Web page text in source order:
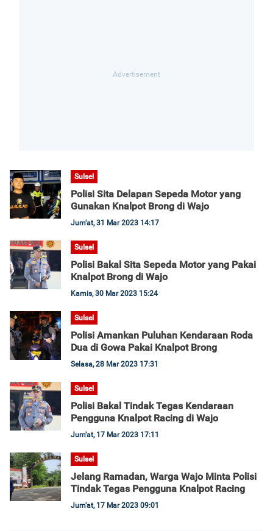
Sulsel
Polisi Sita Delapan Sepeda Motor yang
Gunakan Knalpot Brong di Wajo
Jum'at, 31 Mar 2023 14:17
Sulsel
Polisi Bakal Sita Sepeda Motor yang Pakai
Knalpot Brong di Wajo
Kamis, 30 Mar 2023 15:24
Sulsel
Polisi Amankan Puluhan Kendaraan Roda
Dua di Gowa Pakai Knalpot Brong
Selasa, 28 Mar 2023 17:31
Sulsel
Polisi Bakal Tindak Tegas Kendaraan
Pengguna Knalpot Racing di Wajo
Jum'at, 17 Mar 2023 17:11
Sulsel
Jelang Ramadan, Warga Wajo Minta Polisi
Tindak Tegas Pengguna Knalpot Racing
Jum'at, 17 Mar 2023 09:01